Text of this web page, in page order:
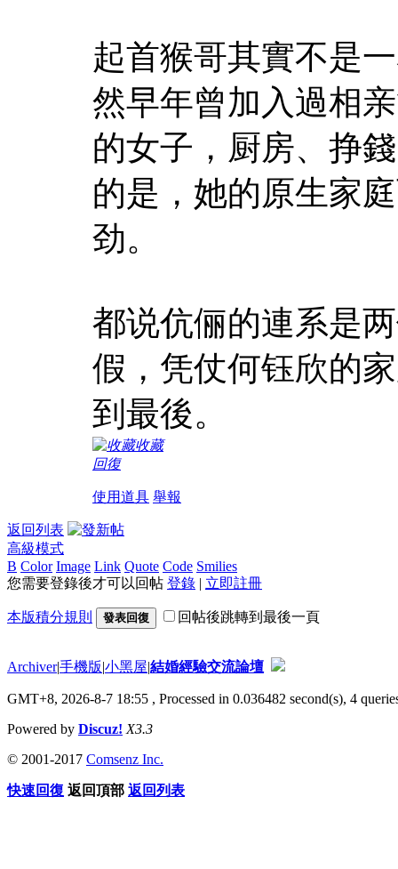
起首猴哥其實不是
然早年曾加入過相
的女子，厨房、挣
的是，她的原生家
劲。
都说伉俪的連系是
假，凭仗何钰欣的
到最後。
收藏
回復
使用道具 舉報
返回列表
高級模式
B Color Image Link Quote Code Smilies
您需要登錄後才可以回帖 登錄 | 立即註冊
本版積分規則 發表回復 回帖後跳轉到最後一頁
Archiver|手機版|小黑屋|結婚經驗交流論壇
GMT+8, 2026-8-7 18:55 , Processed in 0.036482 second(s), 4
Powered by Discuz! X3.3
© 2001-2017 Comsenz Inc.
快速回復 返回頂部 返回列表